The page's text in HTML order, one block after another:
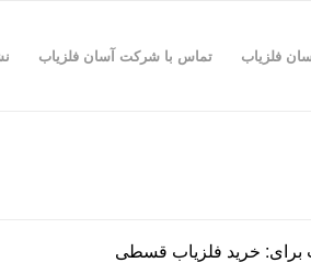
فلزیاب تماس با شرکت آسان فلزیاب
برای: خرید فلزیاب قسطی